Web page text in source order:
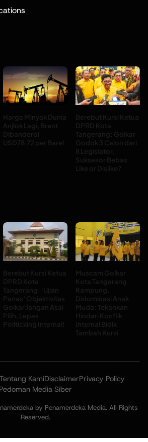
Harga Minyak Dunia
Anjlok Lagi, Brent
Dibanderol
USD78,72 per Barel
Berebut Kursi Ketua
DPRD Kota
Tangerang: Golkar
Godok 3 Calon dari
8 Legislator,
Suksesor Bebas
Like or Dislike?
Berebut Kursi Ketua
DPRD Kota
Tangerang: ‘Ujian
Panas’ Objektivitas
Golkar Jangan Asal
Pilih, Lepas
Politicking Internal!
Muscam Golkar
Kota Tangerang
Rampung,
Didominasi Anak
Muda: Tekankan
Hindari Konflik
Internal Bidik
Tambah Kursi
Tentang KamiDisclaimerPrivacy Policy
Pedoman Media Siber
by Penamerdeka Media. All Rights
Reserved.